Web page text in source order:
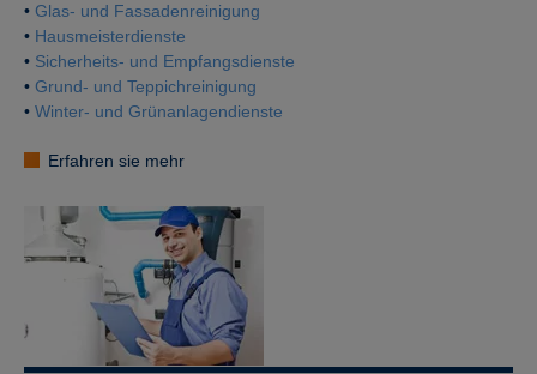
• Glas- und Fassadenreinigung
• Hausmeisterdienste
• Sicherheits- und Empfangsdienste
• Grund- und Teppichreinigung
• Winter- und Grünanlagendienste
Erfahren sie mehr